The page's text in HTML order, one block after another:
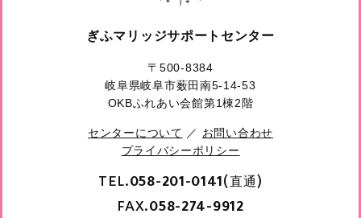
ぎふマリッジサポートセンター
〒500-8384
岐阜県岐阜市薮田南5-14-53
OKBふれあい会館第1棟2階
センターについて ／ お問い合わせ
プライバシーポリシー
TEL.058-201-0141(直通)
FAX.058-274-9912